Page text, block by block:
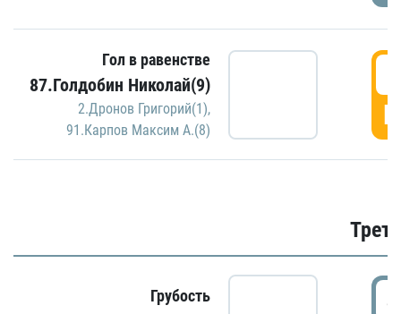
Гол в равенстве
87.Голдобин Николай(9)
2.Дронов Григорий(1),
91.Карпов Максим А.(8)
Грубость